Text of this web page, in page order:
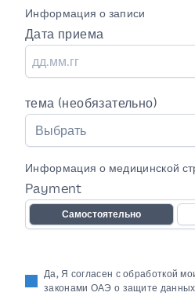
Информация о записи
Дата приема
тема (необязательно)
Выбрать
Информация о медицинской
Payment
Самостоятельно
Да, Я согласен с обработкой
законами ОАЭ о защите